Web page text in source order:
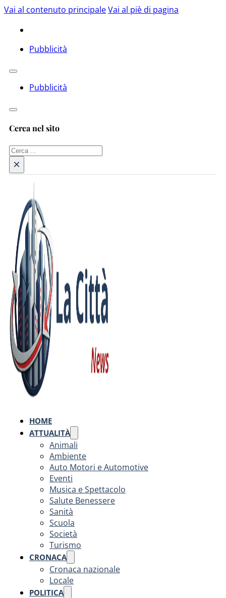
Vai al contenuto principaleVai al piè di pagina
Pubblicità
Pubblicità
Cerca nel sito
Cerca
×
HOME
ATTUALITÀ
Animali
Ambiente
Auto Motori e Automotive
Eventi
Musica e Spettacolo
Salute Benessere
Sanità
Scuola
Società
Turismo
CRONACA
Cronaca nazionale
Locale
POLITICA